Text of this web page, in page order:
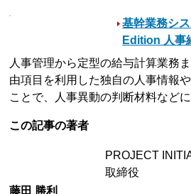
基幹業務シ
Edition 人事
人事管理から定型の給与計算業務
由項目を利用した独自の人事情報
ことで、人事異動の判断材料など
この記事の著者
PROJECT
取締役
藤田 勝利